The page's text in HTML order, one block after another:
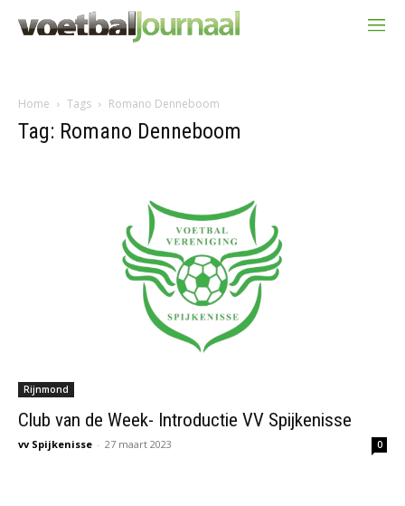
Home Tags Romano Denneboom
Tag: Romano Denneboom
Rijnmond
Club van de Week- Introductie VV Spijkenisse
vv Spijkenisse - 27 maart 2023 0